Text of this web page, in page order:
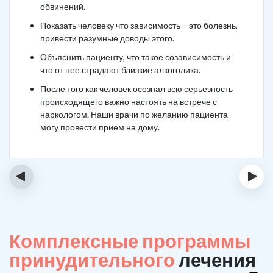
обвинений.
Показать человеку что зависимость – это болезнь,
привести разумные доводы этого.
Объяснить пациенту, что такое созависимость и
что от нее страдают близкие алкоголика.
После того как человек осознал всю серьезность
происходящего важно настоять на встрече с
наркологом. Наши врачи по желанию пациента
могу провести прием на дому.
‹ ›
Комплексные программы
принудительноголечения